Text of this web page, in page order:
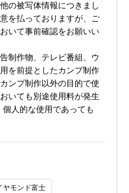
の被写体情報につきまし
を払っておりますが、ご
いて事前確認をお願いい
制作物、テレビ番組、ウ
を前提としたカンプ制作
ンプ制作以外の目的で使
いても別途使用料が発生
人的な使用であっても
ヤモンド富士